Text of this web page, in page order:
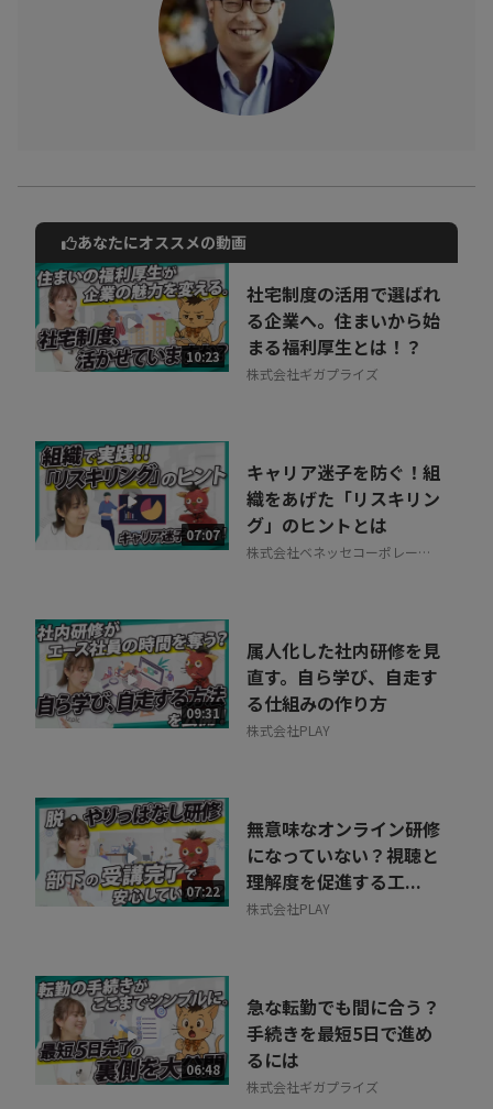
動画でご紹介しているサービスについて
お気軽にご相談・ご質問いただけます！
30秒でお申し込み可能
相談を希望する 無料
あなたにオススメの動画
10:23
社宅制度の活用で選ばれ
る企業へ。住まいから始
まる福利厚生とは！？
株式会社ギガプライズ
07:07
キャリア迷子を防ぐ！組
織をあげた「リスキリン
グ」のヒントとは
株式会社ベネッセコーポレーシ
09:31
属人化した社内研修を見
直す。自ら学び、自走す
る仕組みの作り方
株式会社PLAY
07:22
無意味なオンライン研修
になっていない？視聴と
理解度を促進する工...
株式会社PLAY
06:48
急な転勤でも間に合う？
手続きを最短5日で進め
るには
株式会社ギガプライズ